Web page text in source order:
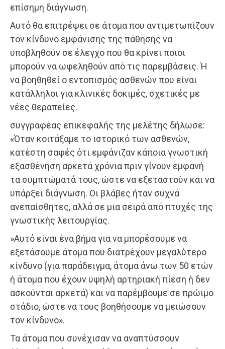
επίσημη διάγνωση.
Αυτό θα επιτρέψει σε άτομα που αντιμετωπίζουν
τον κίνδυνο εμφάνισης της πάθησης να
υποβληθούν σε έλεγχο που θα κρίνει ποιοι
μπορούν να ωφεληθούν από τις παρεμβάσεις. Ή
να βοηθηθεί ο εντοπισμός ασθενών που είναι
κατάλληλοι για κλινικές δοκιμές, σχετικές με
νέες θεραπείες.
συγγραφέας επικεφαλής της μελέτης δήλωσε:
«Όταν κοιτάξαμε το ιστορικό των ασθενών,
κατέστη σαφές ότι εμφάνιζαν κάποια γνωστική
εξασθένηση αρκετά χρόνια πριν γίνουν εμφανή
τα συμπτώματά τους, ώστε να εξεταστούν και να
υπάρξει διάγνωση. Οι βλάβες ήταν συχνά
ανεπαίσθητες, αλλά σε μια σειρά από πτυχές της
γνωστικής λειτουργίας.
»Αυτό είναι ένα βήμα για να μπορέσουμε να
εξετάσουμε άτομα που διατρέχουν μεγαλύτερο
κίνδυνο (για παράδειγμα, άτομα άνω των 50 ετών
ή άτομα που έχουν υψηλή αρτηριακή πίεση ή δεν
ασκούνται αρκετά) και να παρέμβουμε σε πρώιμο
στάδιο, ώστε να τους βοηθήσουμε να μειώσουν
τον κίνδυνο».
Τα άτομα που συνέχισαν να αναπτύσσουν